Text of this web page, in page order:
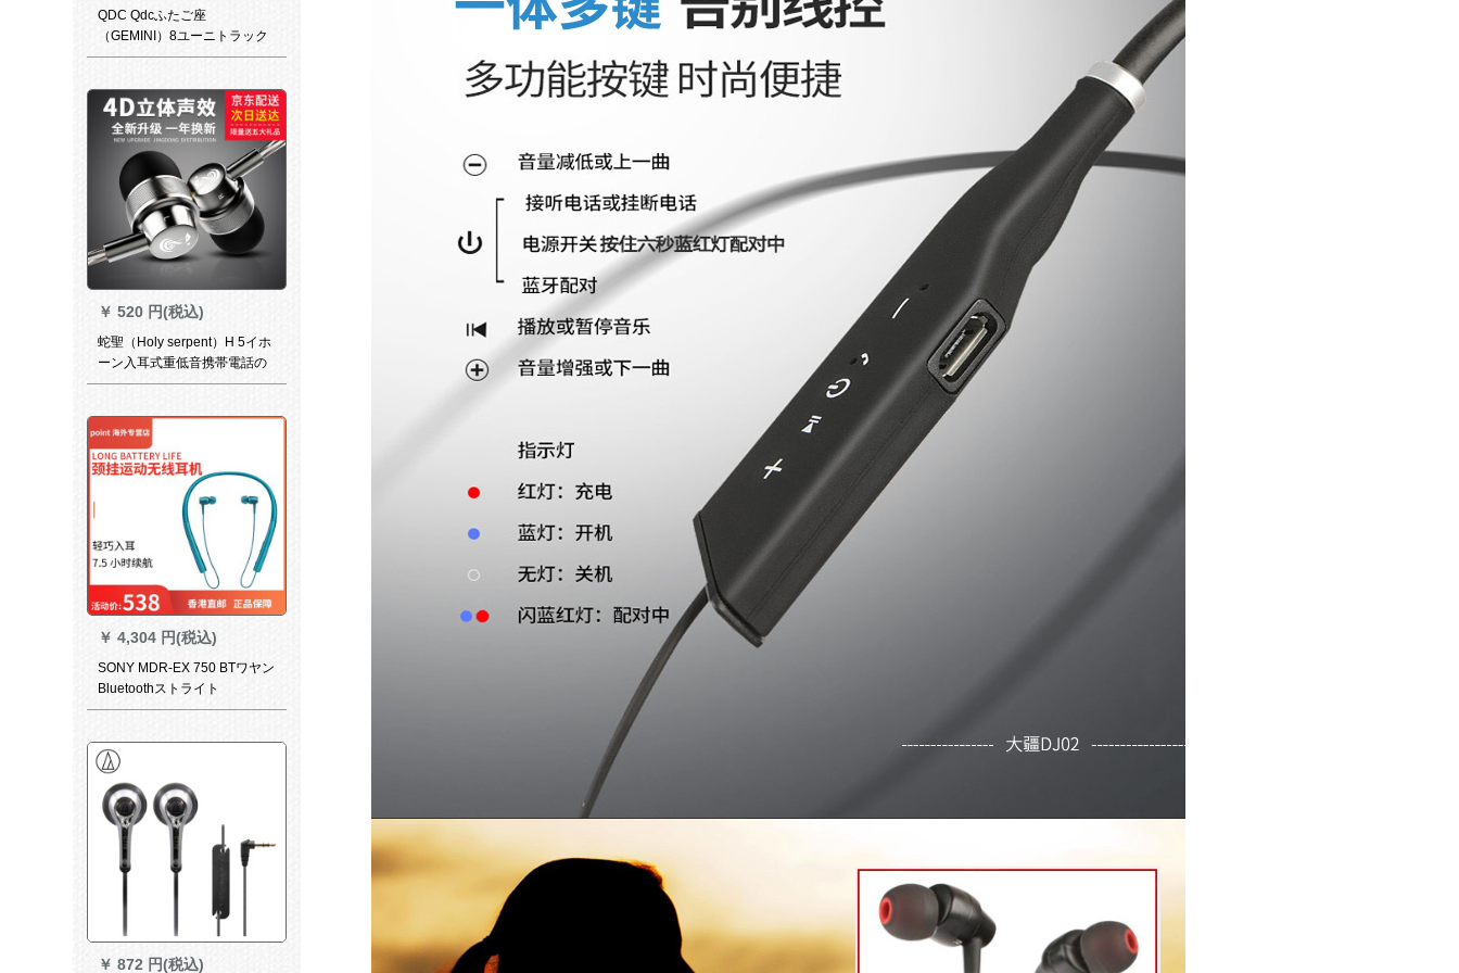
QDC Qdcふたご座
（GEMINI）8ユーニトラック
両音入耳式イヤホーン専门ハ
ディ（外観连络先サビズ）
￥ 520 円(税込)
蛇聖（Holy serpent）H 5イホ
ーン入耳式重低音携帯電話の
魔音耳栓パソコンミファウェ
音版-麦付き
￥ 4,304 円(税込)
SONY MDR-EX 750 BTワヤン
Bluetoothストライト
￥ 872 円(税込)